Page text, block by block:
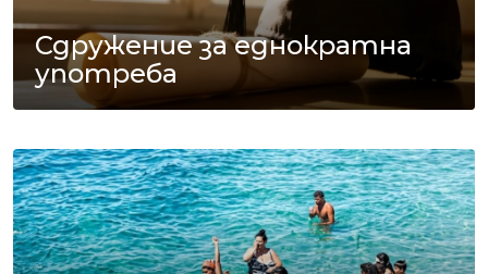
Сдружение за еднократна
употреба